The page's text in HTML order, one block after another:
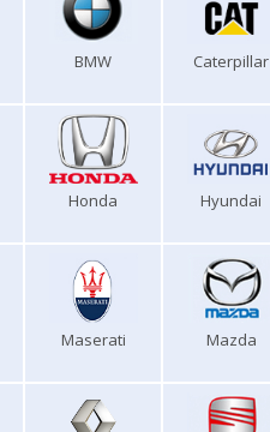
BMW Caterpillar
Honda Hyundai
Maserati Mazda